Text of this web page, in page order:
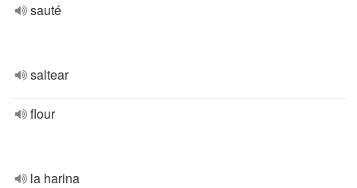
sauté
saltear
flour
la harina